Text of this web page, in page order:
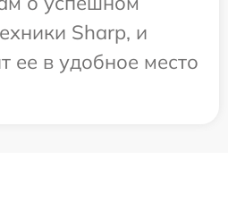
Sharp, и
ее в удобное место